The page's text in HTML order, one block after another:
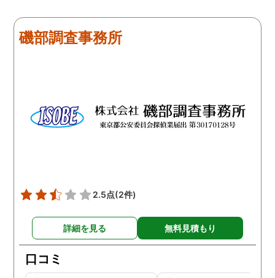
せの段階から「ここなら安
心して任せられる」と思え
した。追加の調査費用など
もなく、探偵選びの重要さ
を感じました。
磯部調査事務所
2.5点(2件)
詳細を見る 無料見積もり
口コミ